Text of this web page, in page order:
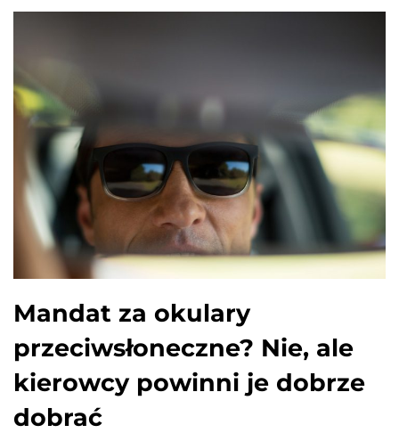
Mandat za okulary
przeciwsłoneczne? Nie, ale
kierowcy powinni je dobrze
dobrać